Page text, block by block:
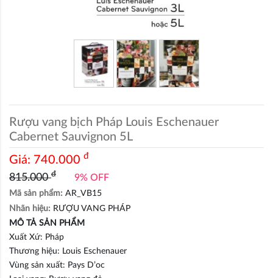
Rượu vang bịch Pháp Louis Eschenauer
Cabernet Sauvignon 5L
Giá: 740.000 đ
815.000đ 9% OFF
Mã sản phẩm: AR_VB15
Nhãn hiệu: RƯỢU VANG PHÁP
MÔ TẢ SẢN PHẨM
Xuất Xứ: Pháp
Thương hiệu: Louis Eschenauer
Vùng sản xuất: Pays D’oc